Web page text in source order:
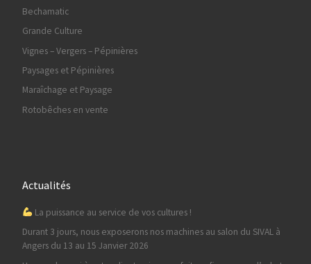
Bechamatic
Grande Culture
Vignes – Vergers – Pépinières
Paysages et Pépinières
Maraîchage et Paysage
Rotobêches en vente
Actualités
La puissance au service de vos cultures !
Durant 3 jours, nous exposerons nos machines au salon du SIVAL à
Angers du 13 au 15 Janvier 2026